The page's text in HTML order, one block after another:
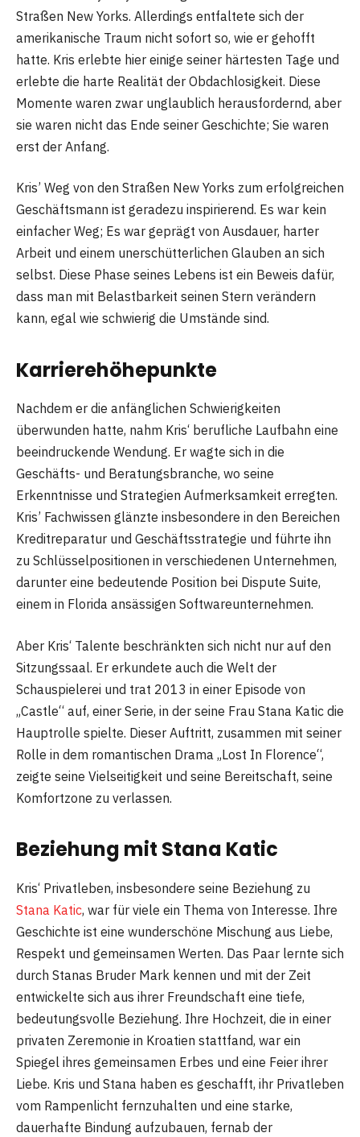
Straßen New Yorks. Allerdings entfaltete sich der
amerikanische Traum nicht sofort so, wie er gehofft
hatte. Kris erlebte hier einige seiner härtesten Tage und
erlebte die harte Realität der Obdachlosigkeit. Diese
Momente waren zwar unglaublich herausfordernd, aber
sie waren nicht das Ende seiner Geschichte; Sie waren
erst der Anfang.
Kris’ Weg von den Straßen New Yorks zum erfolgreichen
Geschäftsmann ist geradezu inspirierend. Es war kein
einfacher Weg; Es war geprägt von Ausdauer, harter
Arbeit und einem unerschütterlichen Glauben an sich
selbst. Diese Phase seines Lebens ist ein Beweis dafür,
dass man mit Belastbarkeit seinen Stern verändern
kann, egal wie schwierig die Umstände sind.
Karrierehöhepunkte
Nachdem er die anfänglichen Schwierigkeiten
überwunden hatte, nahm Kris‘ berufliche Laufbahn eine
beeindruckende Wendung. Er wagte sich in die
Geschäfts- und Beratungsbranche, wo seine
Erkenntnisse und Strategien Aufmerksamkeit erregten.
Kris’ Fachwissen glänzte insbesondere in den Bereichen
Kreditreparatur und Geschäftsstrategie und führte ihn
zu Schlüsselpositionen in verschiedenen Unternehmen,
darunter eine bedeutende Position bei Dispute Suite,
einem in Florida ansässigen Softwareunternehmen.
Aber Kris‘ Talente beschränkten sich nicht nur auf den
Sitzungssaal. Er erkundete auch die Welt der
Schauspielerei und trat 2013 in einer Episode von
„Castle“ auf, einer Serie, in der seine Frau Stana Katic die
Hauptrolle spielte. Dieser Auftritt, zusammen mit seiner
Rolle in dem romantischen Drama „Lost In Florence“,
zeigte seine Vielseitigkeit und seine Bereitschaft, seine
Komfortzone zu verlassen.
Beziehung mit Stana Katic
Kris‘ Privatleben, insbesondere seine Beziehung zu
Stana Katic, war für viele ein Thema von Interesse. Ihre
Geschichte ist eine wunderschöne Mischung aus Liebe,
Respekt und gemeinsamen Werten. Das Paar lernte sich
durch Stanas Bruder Mark kennen und mit der Zeit
entwickelte sich aus ihrer Freundschaft eine tiefe,
bedeutungsvolle Beziehung. Ihre Hochzeit, die in einer
privaten Zeremonie in Kroatien stattfand, war ein
Spiegel ihres gemeinsamen Erbes und eine Feier ihrer
Liebe. Kris und Stana haben es geschafft, ihr Privatleben
vom Rampenlicht fernzuhalten und eine starke,
dauerhafte Bindung aufzubauen, fernab der